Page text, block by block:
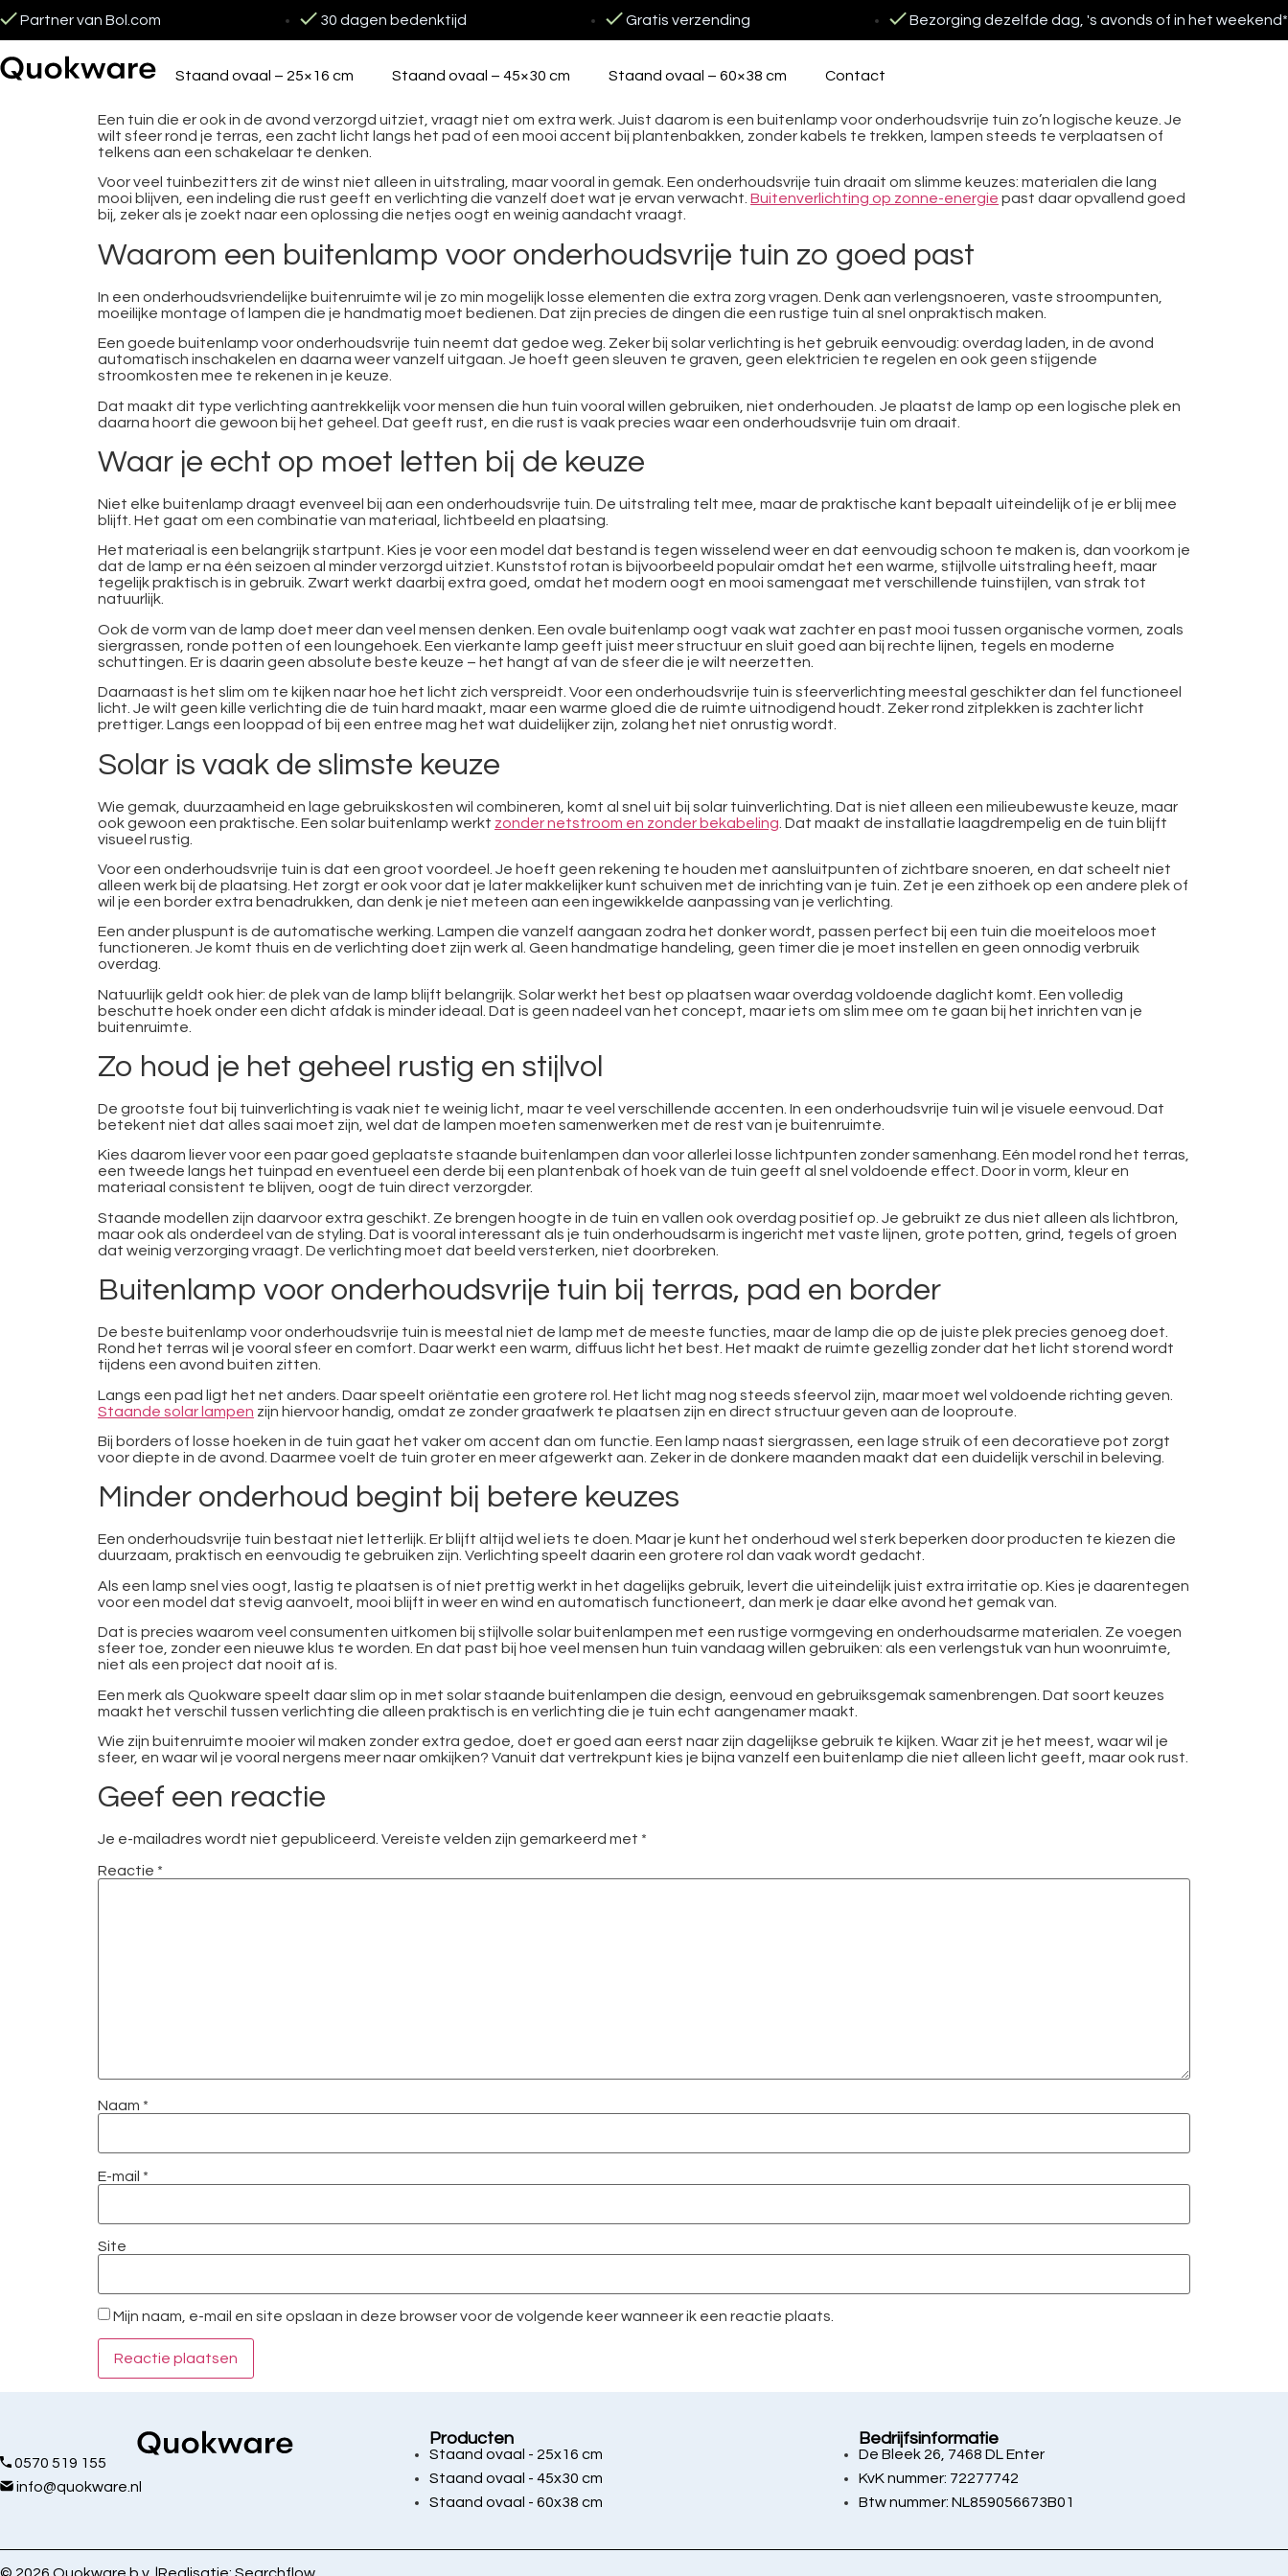
Partner van Bol.com 30 dagen bedenktijd Gratis verzending Bezorging dezelfde dag, 's avonds of in het weekend*
Staand ovaal – 25×16 cm Staand ovaal – 45×30 cm Staand ovaal – 60×38 cm Contact
Een tuin die er ook in de avond verzorgd uitziet, vraagt niet om extra werk. Juist daarom is een buitenlamp voor onderhoudsvrije tuin zo’n logische keuze. Je
wilt sfeer rond je terras, een zacht licht langs het pad of een mooi accent bij plantenbakken, zonder kabels te trekken, lampen steeds te verplaatsen of
telkens aan een schakelaar te denken.
Voor veel tuinbezitters zit de winst niet alleen in uitstraling, maar vooral in gemak. Een onderhoudsvrije tuin draait om slimme keuzes: materialen die lang
mooi blijven, een indeling die rust geeft en verlichting die vanzelf doet wat je ervan verwacht. Buitenverlichting op zonne-energie past daar opvallend goed
bij, zeker als je zoekt naar een oplossing die netjes oogt en weinig aandacht vraagt.
Waarom een buitenlamp voor onderhoudsvrije tuin zo goed past
In een onderhoudsvriendelijke buitenruimte wil je zo min mogelijk losse elementen die extra zorg vragen. Denk aan verlengsnoeren, vaste stroompunten,
moeilijke montage of lampen die je handmatig moet bedienen. Dat zijn precies de dingen die een rustige tuin al snel onpraktisch maken.
Een goede buitenlamp voor onderhoudsvrije tuin neemt dat gedoe weg. Zeker bij solar verlichting is het gebruik eenvoudig: overdag laden, in de avond
automatisch inschakelen en daarna weer vanzelf uitgaan. Je hoeft geen sleuven te graven, geen elektricien te regelen en ook geen stijgende
stroomkosten mee te rekenen in je keuze.
Dat maakt dit type verlichting aantrekkelijk voor mensen die hun tuin vooral willen gebruiken, niet onderhouden. Je plaatst de lamp op een logische plek en
daarna hoort die gewoon bij het geheel. Dat geeft rust, en die rust is vaak precies waar een onderhoudsvrije tuin om draait.
Waar je echt op moet letten bij de keuze
Niet elke buitenlamp draagt evenveel bij aan een onderhoudsvrije tuin. De uitstraling telt mee, maar de praktische kant bepaalt uiteindelijk of je er blij mee
blijft. Het gaat om een combinatie van materiaal, lichtbeeld en plaatsing.
Het materiaal is een belangrijk startpunt. Kies je voor een model dat bestand is tegen wisselend weer en dat eenvoudig schoon te maken is, dan voorkom je
dat de lamp er na één seizoen al minder verzorgd uitziet. Kunststof rotan is bijvoorbeeld populair omdat het een warme, stijlvolle uitstraling heeft, maar
tegelijk praktisch is in gebruik. Zwart werkt daarbij extra goed, omdat het modern oogt en mooi samengaat met verschillende tuinstijlen, van strak tot
natuurlijk.
Ook de vorm van de lamp doet meer dan veel mensen denken. Een ovale buitenlamp oogt vaak wat zachter en past mooi tussen organische vormen, zoals
siergrassen, ronde potten of een loungehoek. Een vierkante lamp geeft juist meer structuur en sluit goed aan bij rechte lijnen, tegels en moderne
schuttingen. Er is daarin geen absolute beste keuze – het hangt af van de sfeer die je wilt neerzetten.
Daarnaast is het slim om te kijken naar hoe het licht zich verspreidt. Voor een onderhoudsvrije tuin is sfeerverlichting meestal geschikter dan fel functioneel
licht. Je wilt geen kille verlichting die de tuin hard maakt, maar een warme gloed die de ruimte uitnodigend houdt. Zeker rond zitplekken is zachter licht
prettiger. Langs een looppad of bij een entree mag het wat duidelijker zijn, zolang het niet onrustig wordt.
Solar is vaak de slimste keuze
Wie gemak, duurzaamheid en lage gebruikskosten wil combineren, komt al snel uit bij solar tuinverlichting. Dat is niet alleen een milieubewuste keuze, maar
ook gewoon een praktische. Een solar buitenlamp werkt zonder netstroom en zonder bekabeling . Dat maakt de installatie laagdrempelig en de tuin blijft
visueel rustig.
Voor een onderhoudsvrije tuin is dat een groot voordeel. Je hoeft geen rekening te houden met aansluitpunten of zichtbare snoeren, en dat scheelt niet
alleen werk bij de plaatsing. Het zorgt er ook voor dat je later makkelijker kunt schuiven met de inrichting van je tuin. Zet je een zithoek op een andere plek of
wil je een border extra benadrukken, dan denk je niet meteen aan een ingewikkelde aanpassing van je verlichting.
Een ander pluspunt is de automatische werking. Lampen die vanzelf aangaan zodra het donker wordt, passen perfect bij een tuin die moeiteloos moet
functioneren. Je komt thuis en de verlichting doet zijn werk al. Geen handmatige handeling, geen timer die je moet instellen en geen onnodig verbruik
overdag.
Natuurlijk geldt ook hier: de plek van de lamp blijft belangrijk. Solar werkt het best op plaatsen waar overdag voldoende daglicht komt. Een volledig
beschutte hoek onder een dicht afdak is minder ideaal. Dat is geen nadeel van het concept, maar iets om slim mee om te gaan bij het inrichten van je
buitenruimte.
Zo houd je het geheel rustig en stijlvol
De grootste fout bij tuinverlichting is vaak niet te weinig licht, maar te veel verschillende accenten. In een onderhoudsvrije tuin wil je visuele eenvoud. Dat
betekent niet dat alles saai moet zijn, wel dat de lampen moeten samenwerken met de rest van je buitenruimte.
Kies daarom liever voor een paar goed geplaatste staande buitenlampen dan voor allerlei losse lichtpunten zonder samenhang. Eén model rond het terras,
een tweede langs het tuinpad en eventueel een derde bij een plantenbak of hoek van de tuin geeft al snel voldoende effect. Door in vorm, kleur en
materiaal consistent te blijven, oogt de tuin direct verzorgder.
Staande modellen zijn daarvoor extra geschikt. Ze brengen hoogte in de tuin en vallen ook overdag positief op. Je gebruikt ze dus niet alleen als lichtbron,
maar ook als onderdeel van de styling. Dat is vooral interessant als je tuin onderhoudsarm is ingericht met vaste lijnen, grote potten, grind, tegels of groen
dat weinig verzorging vraagt. De verlichting moet dat beeld versterken, niet doorbreken.
Buitenlamp voor onderhoudsvrije tuin bij terras, pad en border
De beste buitenlamp voor onderhoudsvrije tuin is meestal niet de lamp met de meeste functies, maar de lamp die op de juiste plek precies genoeg doet.
Rond het terras wil je vooral sfeer en comfort. Daar werkt een warm, diffuus licht het best. Het maakt de ruimte gezellig zonder dat het licht storend wordt
tijdens een avond buiten zitten.
Langs een pad ligt het net anders. Daar speelt oriëntatie een grotere rol. Het licht mag nog steeds sfeervol zijn, maar moet wel voldoende richting geven.
Staande solar lampen zijn hiervoor handig, omdat ze zonder graafwerk te plaatsen zijn en direct structuur geven aan de looproute.
Bij borders of losse hoeken in de tuin gaat het vaker om accent dan om functie. Een lamp naast siergrassen, een lage struik of een decoratieve pot zorgt
voor diepte in de avond. Daarmee voelt de tuin groter en meer afgewerkt aan. Zeker in de donkere maanden maakt dat een duidelijk verschil in beleving.
Minder onderhoud begint bij betere keuzes
Een onderhoudsvrije tuin bestaat niet letterlijk. Er blijft altijd wel iets te doen. Maar je kunt het onderhoud wel sterk beperken door producten te kiezen die
duurzaam, praktisch en eenvoudig te gebruiken zijn. Verlichting speelt daarin een grotere rol dan vaak wordt gedacht.
Als een lamp snel vies oogt, lastig te plaatsen is of niet prettig werkt in het dagelijks gebruik, levert die uiteindelijk juist extra irritatie op. Kies je daarentegen
voor een model dat stevig aanvoelt, mooi blijft in weer en wind en automatisch functioneert, dan merk je daar elke avond het gemak van.
Dat is precies waarom veel consumenten uitkomen bij stijlvolle solar buitenlampen met een rustige vormgeving en onderhoudsarme materialen. Ze voegen
sfeer toe, zonder een nieuwe klus te worden. En dat past bij hoe veel mensen hun tuin vandaag willen gebruiken: als een verlengstuk van hun woonruimte,
niet als een project dat nooit af is.
Een merk als Quokware speelt daar slim op in met solar staande buitenlampen die design, eenvoud en gebruiksgemak samenbrengen. Dat soort keuzes
maakt het verschil tussen verlichting die alleen praktisch is en verlichting die je tuin echt aangenamer maakt.
Wie zijn buitenruimte mooier wil maken zonder extra gedoe, doet er goed aan eerst naar zijn dagelijkse gebruik te kijken. Waar zit je het meest, waar wil je
sfeer, en waar wil je vooral nergens meer naar omkijken? Vanuit dat vertrekpunt kies je bijna vanzelf een buitenlamp die niet alleen licht geeft, maar ook rust.
Geef een reactie
Je e-mailadres wordt niet gepubliceerd. Vereiste velden zijn gemarkeerd met *
Reactie *
Naam *
E-mail *
Site
Mijn naam, e-mail en site opslaan in deze browser voor de volgende keer wanneer ik een reactie plaats.
0570 519 155
info@quokware.nl
Producten
Staand ovaal - 25x16 cm
Staand ovaal - 45x30 cm
Staand ovaal - 60x38 cm
Bedrijfsinformatie
De Bleek 26, 7468 DL Enter
KvK nummer: 72277742
Btw nummer: NL859056673B01